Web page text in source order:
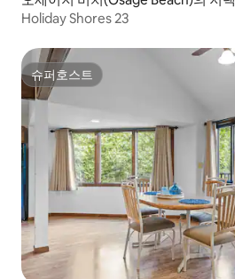
Holiday Shores 23
슈퍼호스트
슈퍼호스트